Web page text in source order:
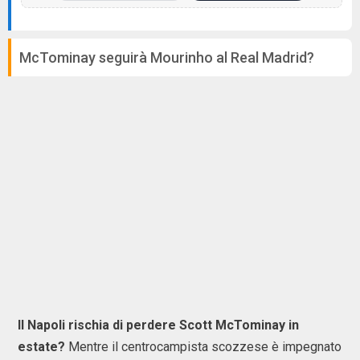
McTominay seguirà Mourinho al Real Madrid?
Il Napoli rischia di perdere Scott McTominay in
estate? Mentre il centrocampista scozzese è impegnato